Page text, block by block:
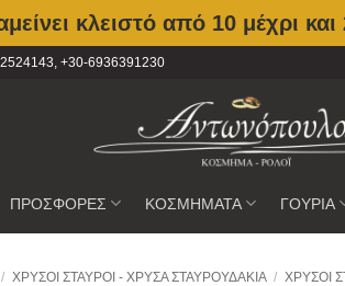
κλειστό από 10 μέχρι
+30-6936391230
ΠΡΟΣΦΟΡΕΣ ΚΟΣΜΗΜΑΤΑ ΓΟΥΡΙΑ
/ ΧΡΥΣΟΙ ΣΤΑΥΡΟΊ - ΧΡΥΣΆ ΣΤΑΥΡΟΥΔΆΚΙΑ / ΧΡΥΣΟΙ